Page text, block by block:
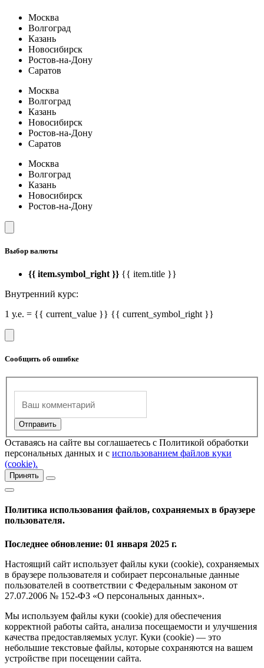
Москва
Волгоград
Казань
Новосибирск
Ростов-на-Дону
Саратов
Москва
Волгоград
Казань
Новосибирск
Ростов-на-Дону
Саратов
Москва
Волгоград
Казань
Новосибирск
Ростов-на-Дону
Выбор валюты
{{ item.symbol_right }} {{ item.title }}
Внутренний курс:
1 у.е. = {{ current_value }} {{ current_symbol_right }}
Сообщить об ошибке
Оставаясь на сайте вы соглашаетесь с Политикой обработки
персональных данных и с использованием файлов куки
(cookie).
Принять
Политика использования файлов, сохраняемых в браузере
пользователя.
Последнее обновление: 01 января 2025 г.
Настоящий сайт использует файлы куки (cookie), сохраняемых
в браузере пользователя и собирает персональные данные
пользователей в соответствии с Федеральным законом от
27.07.2006 № 152-ФЗ «О персональных данных».
Мы используем файлы куки (cookie) для обеспечения
корректной работы сайта, анализа посещаемости и улучшения
качества предоставляемых услуг. Куки (cookie) — это
небольшие текстовые файлы, которые сохраняются на вашем
устройстве при посещении сайта.